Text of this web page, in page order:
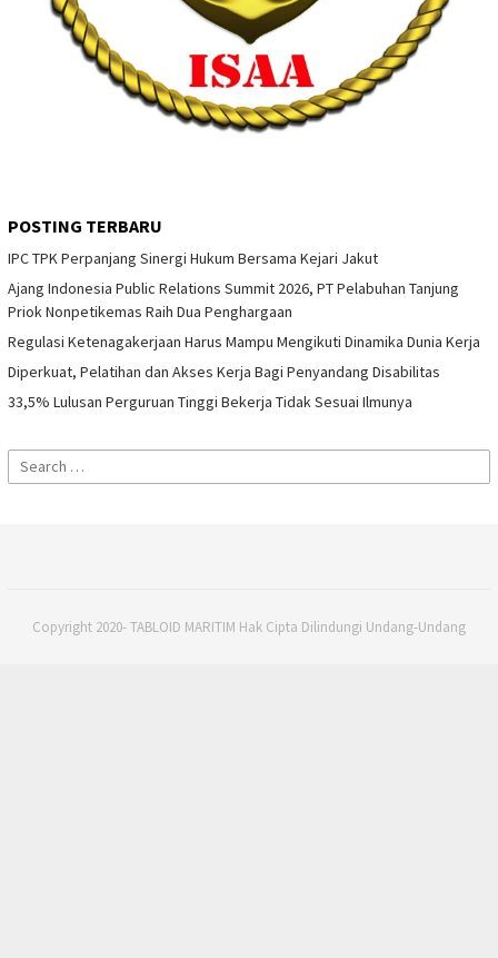
POSTING TERBARU
IPC TPK Perpanjang Sinergi Hukum Bersama Kejari Jakut
Ajang Indonesia Public Relations Summit 2026, PT Pelabuhan Tanjung
Priok Nonpetikemas Raih Dua Penghargaan
Regulasi Ketenagakerjaan Harus Mampu Mengikuti Dinamika Dunia Kerja
Diperkuat, Pelatihan dan Akses Kerja Bagi Penyandang Disabilitas
33,5% Lulusan Perguruan Tinggi Bekerja Tidak Sesuai Ilmunya
Search
for:
Copyright 2020- TABLOID MARITIM Hak Cipta Dilindungi Undang-Undang